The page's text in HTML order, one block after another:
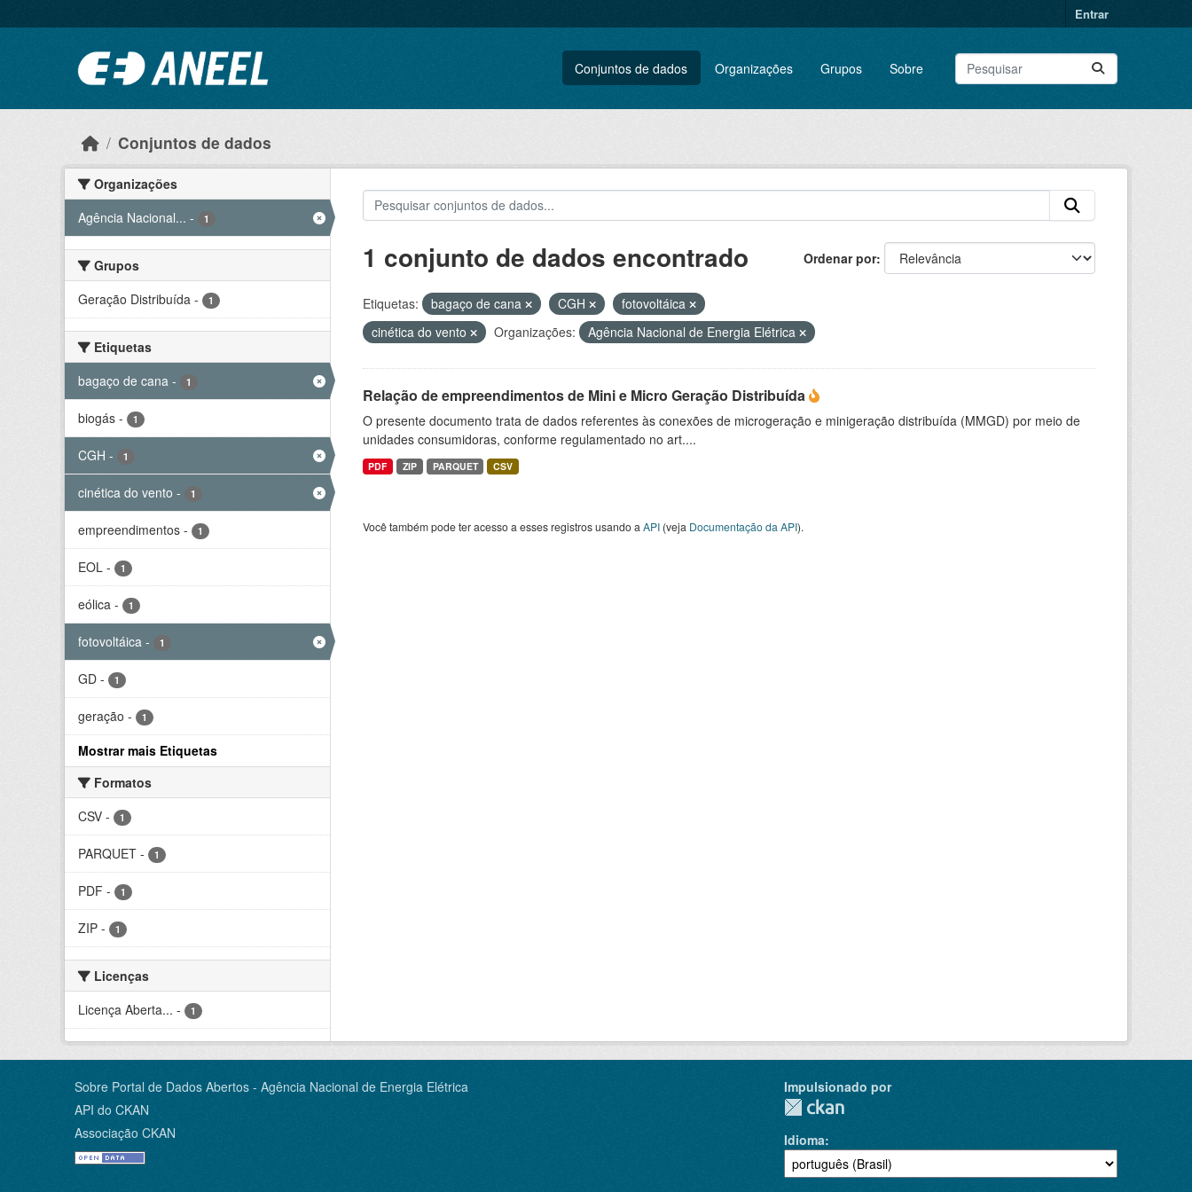
Entrar
Conjuntos de dados Organizações Grupos Sobre
Conjuntos de dados
Organizações
Agência Nacional... - 1
Grupos
Geração Distribuída - 1
Etiquetas
bagaço de cana - 1
biogás - 1
CGH - 1
cinética do vento - 1
empreendimentos - 1
EOL - 1
eólica - 1
fotovoltáica - 1
GD - 1
geração - 1
Mostrar mais Etiquetas
Formatos
CSV - 1
PARQUET - 1
PDF - 1
ZIP - 1
Licenças
Licença Aberta... - 1
Ordenar por
1 conjunto de dados encontrado
Etiquetas: bagaço de cana CGH
fotovoltáica
cinética do vento
Organizações: Agência Nacional de Energia Elétrica
Relação de empreendimentos de Mini e Micro Geração Distribuída
O presente documento trata de dados referentes às conexões de microgeração e minigeração distribuída (MMGD) por meio de
unidades consumidoras, conforme regulamentado no art....
PDF ZIP PARQUET CSV
Você também pode ter acesso a esses registros usando a API(veja Documentação da API).
Sobre Portal de Dados Abertos - Agência Nacional de Energia Elétrica
API do CKAN
Associação CKAN
Impulsionado por
Idioma